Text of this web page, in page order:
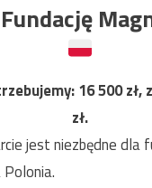
16 500zł,
zł.
jest niezbędne dla